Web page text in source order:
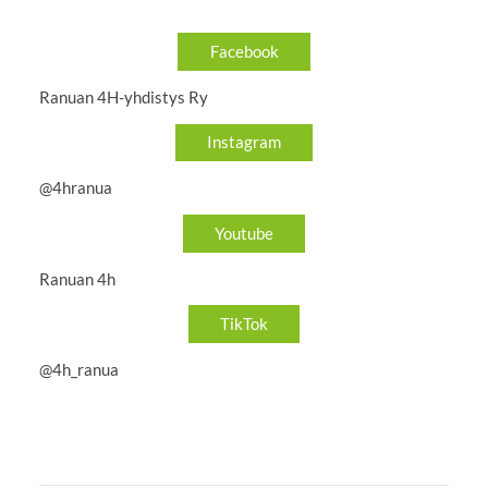
Facebook
Ranuan 4H-yhdistys Ry
Instagram
@4hranua
Youtube
Ranuan 4h
TikTok
@4h_ranua